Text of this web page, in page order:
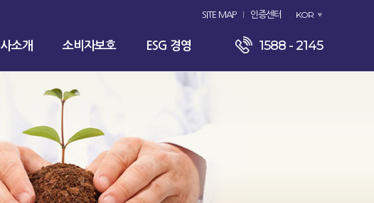
SITE MAP 인증센터 KOR
소개 소비자보호 ESG 경영 1588 - 2145